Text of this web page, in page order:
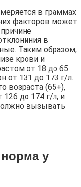
в граммах
факторов может
в
Таким образом,
крови и
от 18 до 65
от 131 до 173 г/л.
возраста (65+),
126 до 174 г/л, и
вызывать
у